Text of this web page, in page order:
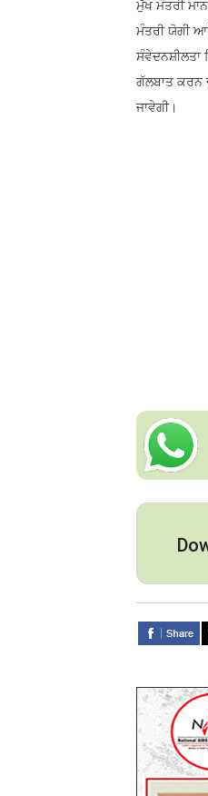
ਮੁੱਖ ਮੰਤਰੀ
ਮੰਤਰੀ ਯੋਗੀ
ਸੰਵੇਦਨਸ਼ੀਲਤਾ
ਗੱਲਬਾਤ ਕਰਨ
ਜਾਵੇਗੀ।